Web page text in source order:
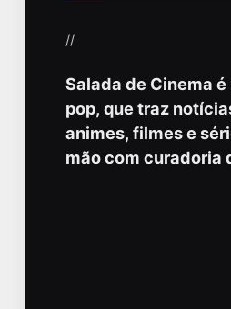
//
Salada de Cinema
pop, que traz
animes, filmes e
mão com curadoria